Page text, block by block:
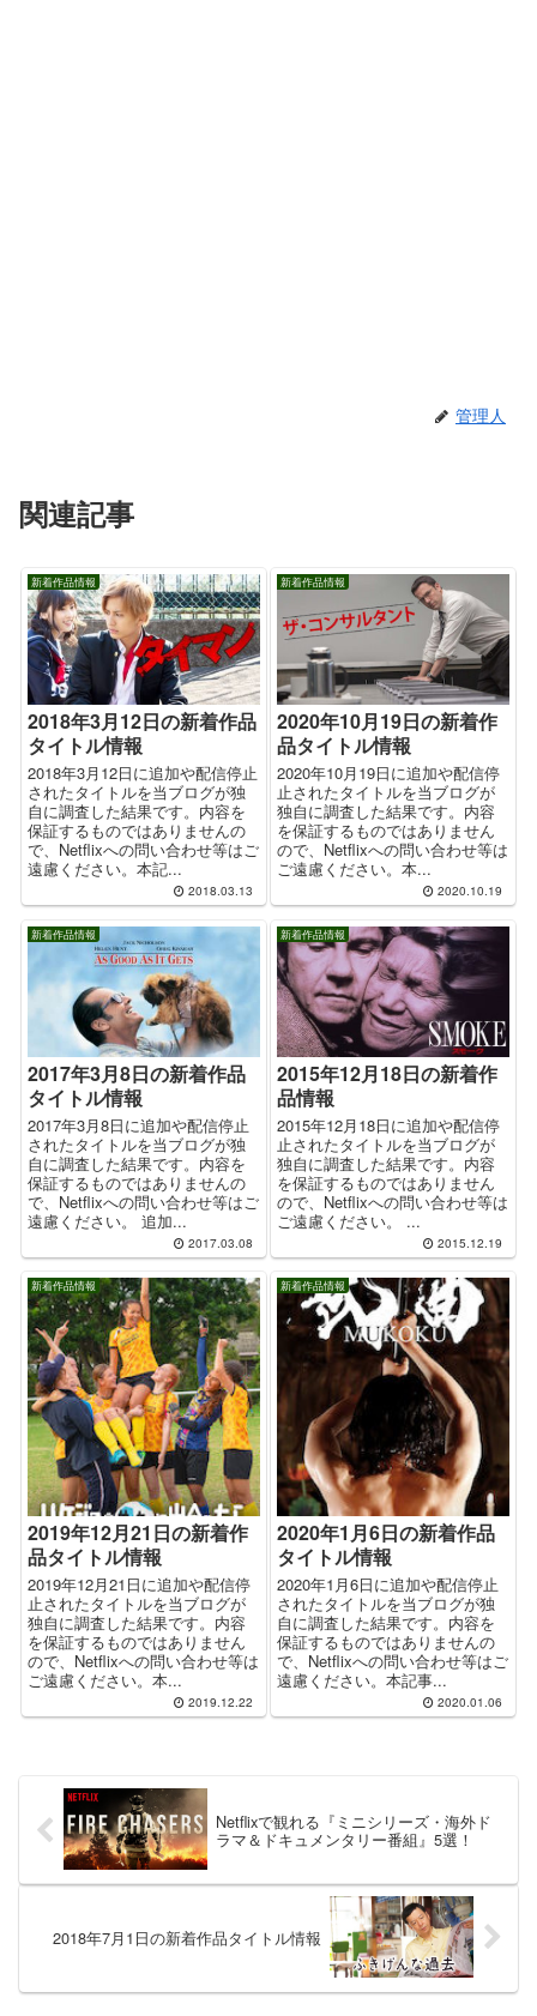
管理人
関連記事
新着作品情報
2018年3月12日の新着作品
タイトル情報
2018年3月12日に追加や配信停止
されたタイトルを当ブログが独
自に調査した結果です。内容を
保証するものではありませんの
で、Netflixへの問い合わせ等はご
遠慮ください。本記...
2018.03.13
新着作品情報
2020年10月19日の新着作
品タイトル情報
2020年10月19日に追加や配信停
止されたタイトルを当ブログが
独自に調査した結果です。内容
を保証するものではありません
ので、Netflixへの問い合わせ等は
ご遠慮ください。本...
2020.10.19
新着作品情報
2017年3月8日の新着作品
タイトル情報
2017年3月8日に追加や配信停止
されたタイトルを当ブログが独
自に調査した結果です。内容を
保証するものではありませんの
で、Netflixへの問い合わせ等はご
遠慮ください。 追加...
2017.03.08
新着作品情報
2015年12月18日の新着作
品情報
2015年12月18日に追加や配信停
止されたタイトルを当ブログが
独自に調査した結果です。内容
を保証するものではありません
ので、Netflixへの問い合わせ等は
ご遠慮ください。 ...
2015.12.19
新着作品情報
2019年12月21日の新着作
品タイトル情報
2019年12月21日に追加や配信停
止されたタイトルを当ブログが
独自に調査した結果です。内容
を保証するものではありません
ので、Netflixへの問い合わせ等は
ご遠慮ください。本...
2019.12.22
新着作品情報
2020年1月6日の新着作品
タイトル情報
2020年1月6日に追加や配信停止
されたタイトルを当ブログが独
自に調査した結果です。内容を
保証するものではありませんの
で、Netflixへの問い合わせ等はご
遠慮ください。本記事...
2020.01.06
Netflixで観れる『ミニシリーズ・海外ド
ラマ＆ドキュメンタリー番組』5選！
2018年7月1日の新着作品タイトル情報